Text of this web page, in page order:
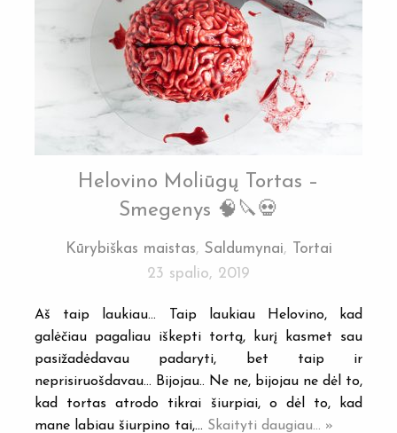
Helovino Moliūgų Tortas –
Smegenys 🧠🔪💀
Kūrybiškas maistas, Saldumynai,
Tortai
23 spalio, 2019
Aš taip laukiau… Taip laukiau Helovino, kad
galėčiau pagaliau iškepti tortą, kurį kasmet sau
pasižadėdavau padaryti, bet taip ir
neprisiruošdavau… Bijojau.. Ne ne, bijojau ne dėl to,
kad tortas atrodo tikrai šiurpiai, o dėl to, kad
mane labiau šiurpino tai,… Skaityti daugiau... »